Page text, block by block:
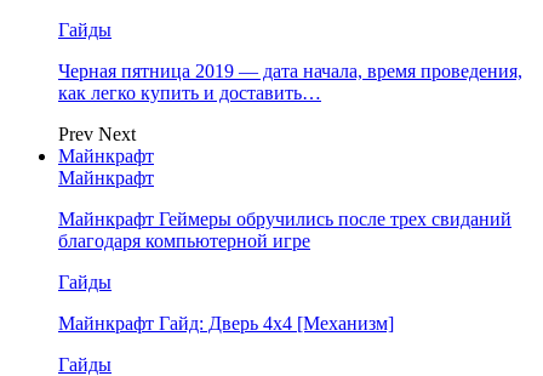
Гайды
Черная пятница 2019 — дата начала, время проведения,
как легко купить и доставить…
Prev Next
Майнкрафт
Майнкрафт
Майнкрафт Геймеры обручились после трех свиданий
благодаря компьютерной игре
Гайды
Майнкрафт Гайд: Дверь 4х4 [Механизм]
Гайды